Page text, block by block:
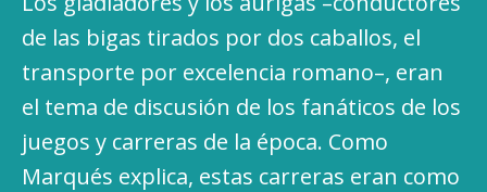
de las bigas tirados por dos caballos, el
transporte por excelencia romano–, eran
el tema de discusión de los fanáticos de los
juegos y carreras de la época. Como
Marqués explica, estas carreras eran como